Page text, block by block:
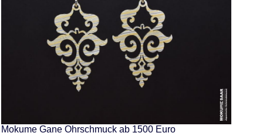
Mokume Gane Ohrschmuck ab 1500 Euro